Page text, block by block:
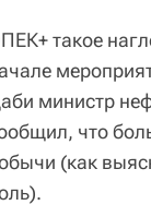
такое
министр
что
(как